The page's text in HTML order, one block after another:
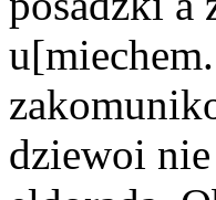
dziewoi